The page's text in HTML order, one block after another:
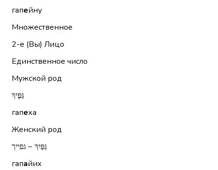
гапейну
Множественное
2-е (Вы) Лицо
Единственное число
Мужской род
גַּפֶּיךָ
гапеха
Женский род
גַּפַּיִךְ ~ גפייך
гапайих